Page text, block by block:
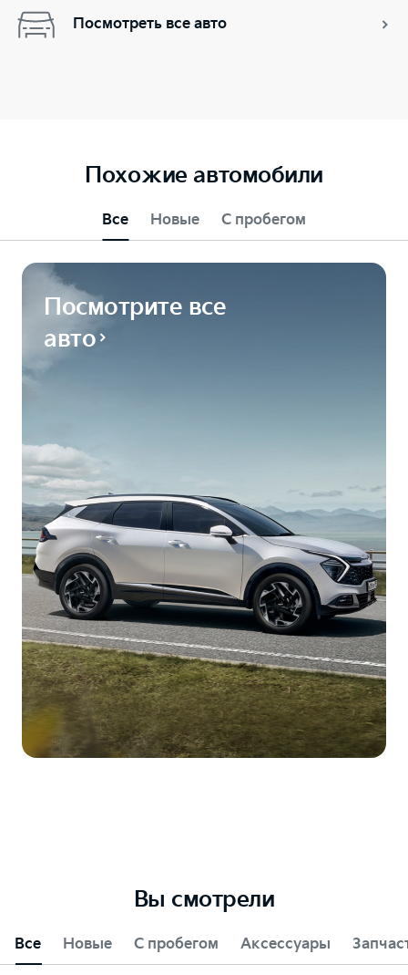
Посмотреть все авто
Похожие автомобили
Все Новые С пробегом
Посмотрите все
авто
Вы смотрели
Все Новые С пробегом Аксессуары